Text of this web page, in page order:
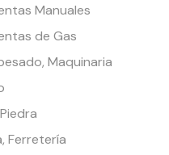
Manuales
de Gas
Maquinaria
Ferretería